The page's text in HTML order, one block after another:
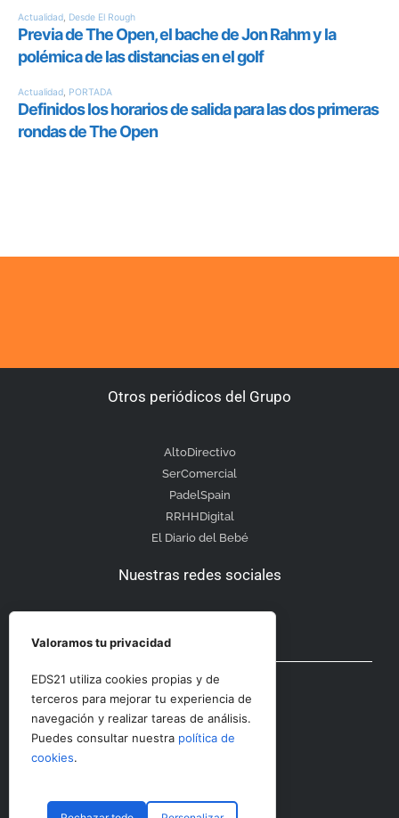
Otros periódicos del Grupo
AltoDirectivo
SerComercial
PadelSpain
RRHHDigital
El Diario del Bebé
Nuestras redes sociales
Otras secciones
Contacto
Valoramos tu privacidad
EDS21 utiliza cookies propias y de
terceros para mejorar tu experiencia de
navegación y realizar tareas de análisis.
Puedes consultar nuestra política de
cookies.